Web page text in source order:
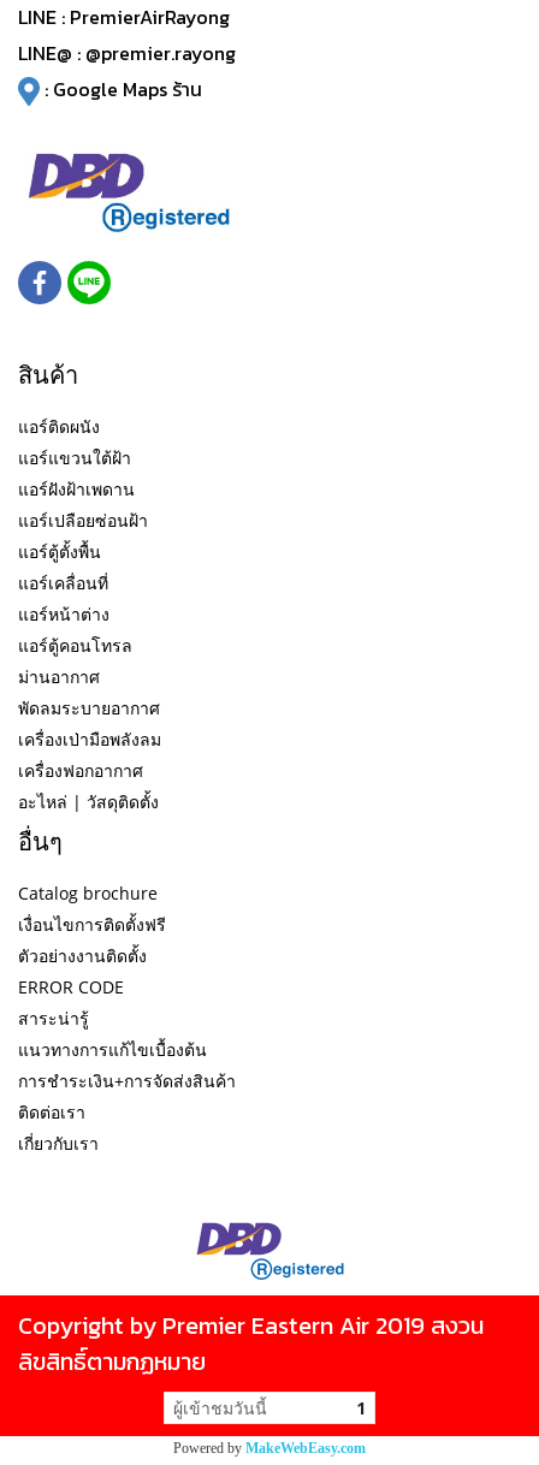
LINE : PremierAirRayong
LINE@ : @premier.rayong
: Google Maps ร้าน
สินค้า
แอร์ติดผนัง
แอร์แขวนใต้ฝ้า
แอร์ฝังฝ้าเพดาน
แอร์เปลือยซ่อนฝ้า
แอร์ตู้ตั้งพื้น
แอร์เคลื่อนที่
แอร์หน้าต่าง
แอร์ตู้คอนโทรล
ม่านอากาศ
พัดลมระบายอากาศ
เครื่องเป่ามือพลังลม
เครื่องฟอกอากาศ
อะไหล่ | วัสดุติดตั้ง
อื่นๆ
Catalog brochure
เงื่อนไขการติดตั้งฟรี
ตัวอย่างงานติดตั้ง
ERROR CODE
สาระน่ารู้
แนวทางการแก้ไขเบื้องต้น
การชำระเงิน+การจัดส่งสินค้า
ติดต่อเรา
เกี่ยวกับเรา
Copyright by Premier Eastern Air 2019 สงวน
ลิขสิทธิ์ตามกฏหมาย
ผู้เข้าชมวันนี้ 1
Powered by MakeWebEasy.com